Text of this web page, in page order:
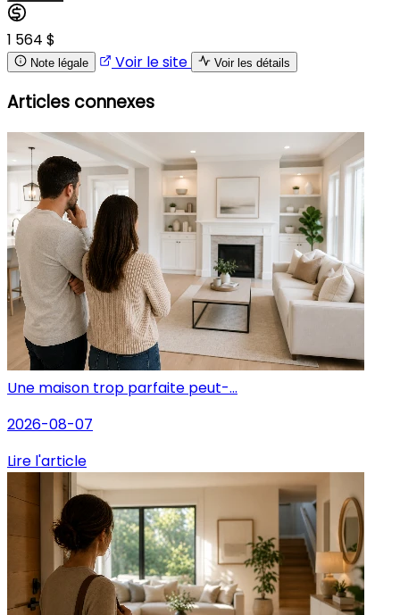
1 564 $
Note légale Voir le site Voir les détails
Articles connexes
Une maison trop parfaite peut-...
2026-08-07
Lire l'article